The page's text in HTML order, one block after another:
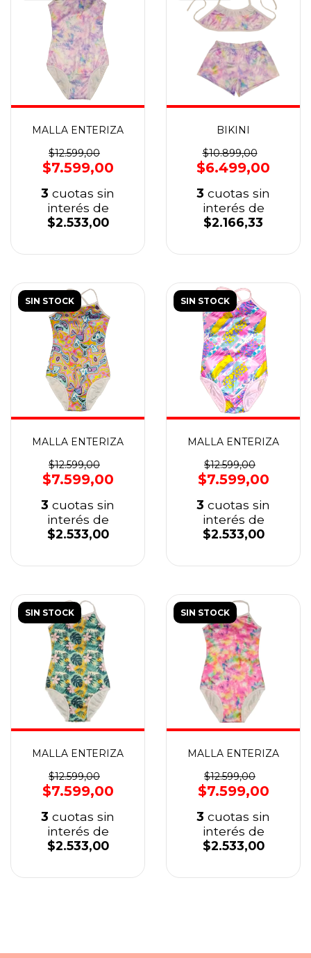
MALLA ENTERIZA
$12.599,00
$7.599,00
3 cuotas sin
interés de
$2.533,00
BIKINI
$10.899,00
$6.499,00
3 cuotas sin
interés de
$2.166,33
SIN STOCK
MALLA ENTERIZA
$12.599,00
$7.599,00
3 cuotas sin
interés de
$2.533,00
SIN STOCK
MALLA ENTERIZA
$12.599,00
$7.599,00
3 cuotas sin
interés de
$2.533,00
SIN STOCK
MALLA ENTERIZA
$12.599,00
$7.599,00
3 cuotas sin
interés de
$2.533,00
SIN STOCK
MALLA ENTERIZA
$12.599,00
$7.599,00
3 cuotas sin
interés de
$2.533,00